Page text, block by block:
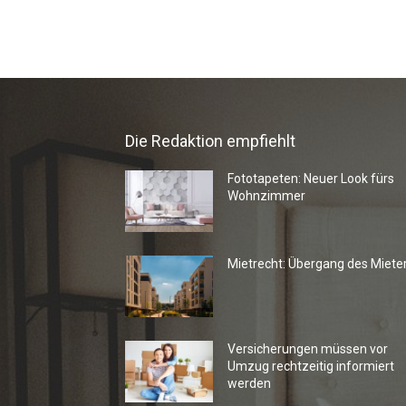
Die Redaktion empfiehlt
Fototapeten: Neuer Look fürs
Wohnzimmer
Mietrecht: Übergang des
Versicherungen müssen vor
Umzug rechtzeitig informiert
werden